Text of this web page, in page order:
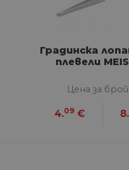
Градинска
плевели
Цена за
4.09 € 8.
G_ENABLED_IDPS
Google Privacy